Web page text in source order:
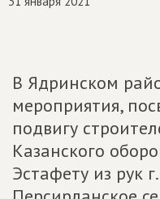
В Ядринском
мероприятия,
подвигу
Казанского
Эстафету из рук